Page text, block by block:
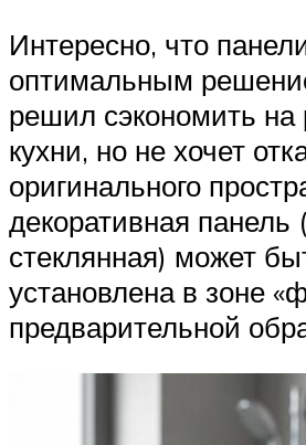
Интересно, что
оптимальным
решил сэкономить на
кухни, но не хочет
оригинального
декоративная панель
стеклянная) может
установлена в зоне
предварительной